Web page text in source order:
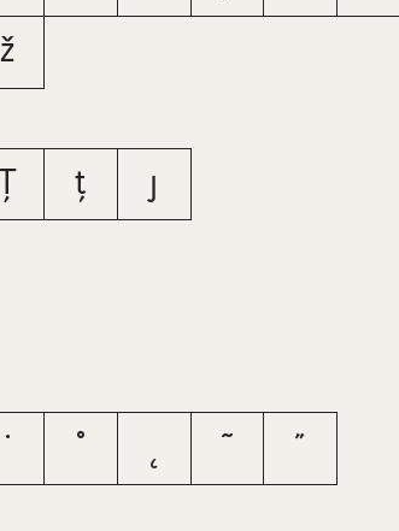
ž
Ț ț ȷ
˙ ˚ ˜ ˝